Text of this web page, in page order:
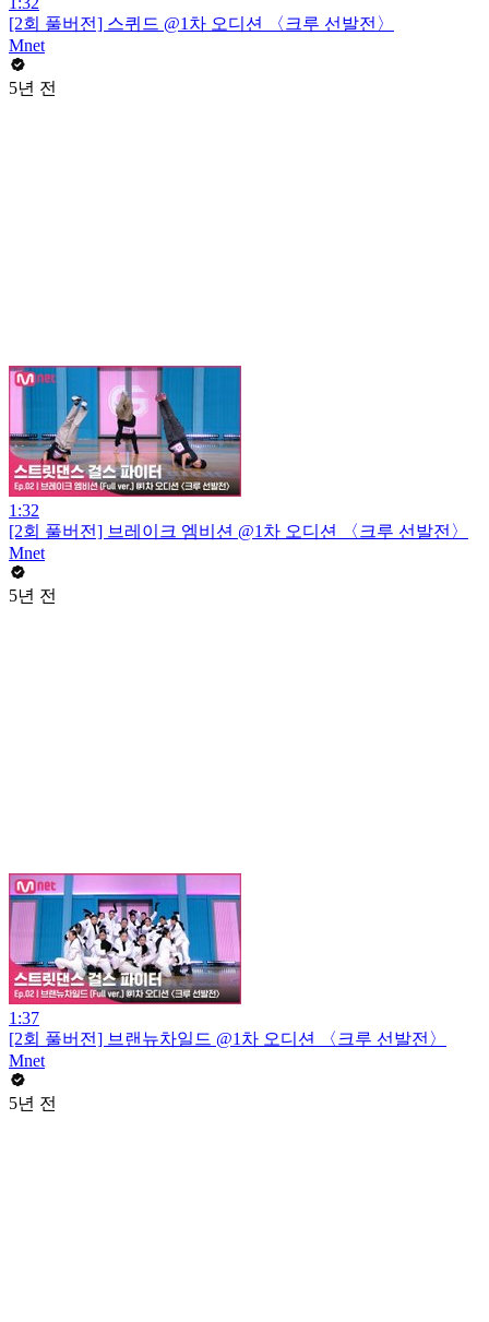
[2회 풀버전] 스퀴드 @1차 오디션 〈크루 선발전〉
Mnet
5년 전
1:32
[2회 풀버전] 브레이크 엠비션 @1차 오디션 〈크루 선발전〉
Mnet
5년 전
1:37
[2회 풀버전] 브랜뉴차일드 @1차 오디션 〈크루 선발전〉
Mnet
5년 전